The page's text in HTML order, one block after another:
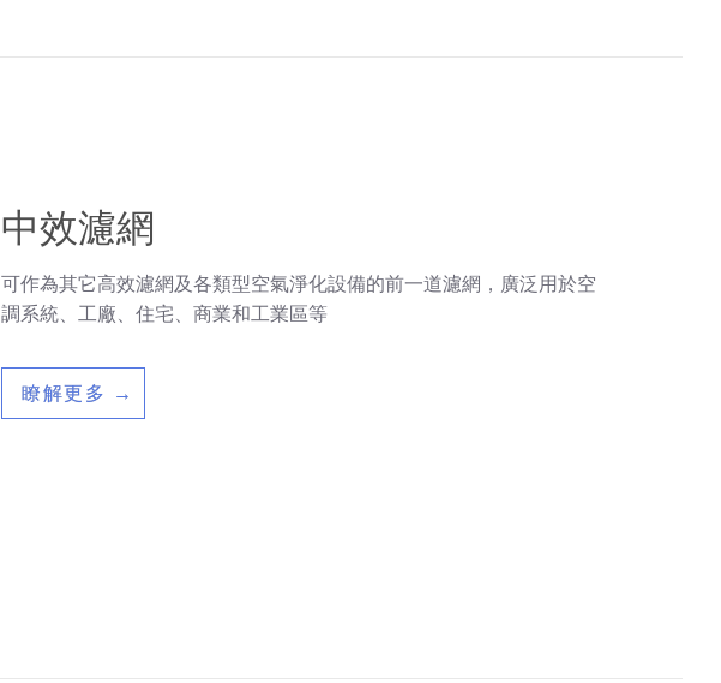
中效濾網
可作為其它高效濾網及各類型空氣淨化設備的前一道濾網，廣泛用於空
調系統、工廠、住宅、商業和工業區等
瞭解更多 →